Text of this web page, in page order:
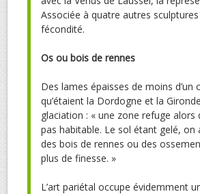
Associée à quatre autres
fécondité.
Os ou bois de rennes
Des lames épaisses de moins
qu’étaient la Dordogne et la
glaciation : « une zone refuge alors
pas habitable. Le sol étant gelé,
des bois de rennes ou des
plus de finesse. »
L’art pariétal occupe évidemment